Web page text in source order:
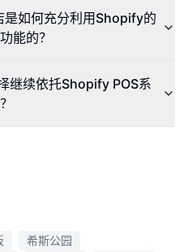
如何充分利用Shopify的
能的？
继续依托Shopify POS系
希斯公园